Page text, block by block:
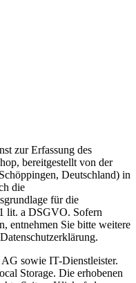
zur Erfassung des
bereitgestellt von der
Deutschland) in
die
für die
lit. a DSGVO. Sofern
entnehmen Sie bitte weitere
sowie IT-Dienstleister.
Storage. Die erhobenen